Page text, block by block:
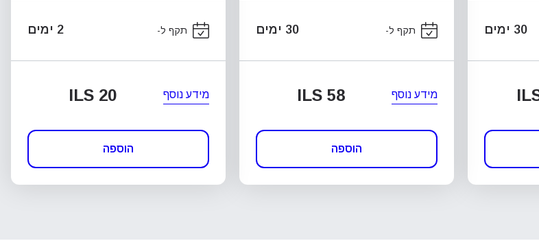
30 ימים תקף ל- 30 ימים
מידע נוסף ILS 58
הוספה
תקף ל- 2 ימים
מידע נוסף ILS 20
הוספה